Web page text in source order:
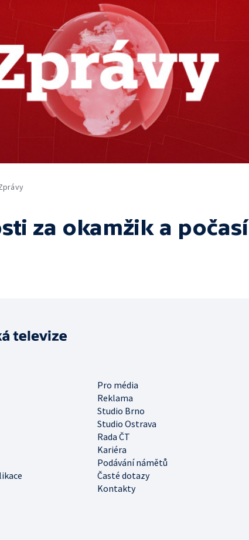
za okamžik a počasí
Pro média
Reklama
Studio Brno
Studio Ostrava
Rada ČT
Kariéra
Podávání námětů
Časté dotazy
Kontakty